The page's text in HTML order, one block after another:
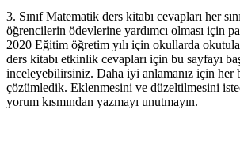
3. Sınıf Matematik ders kitabı cevapları her
öğrencilerin ödevlerine yardımcı olması için
2020 Eğitim öğretim yılı için okullarda
ders kitabı etkinlik cevapları için bu sayfayı
inceleyebilirsiniz. Daha iyi anlamanız için her
çözümledik. Eklenmesini ve düzeltilmesini
yorum kısmından yazmayı unutmayın.